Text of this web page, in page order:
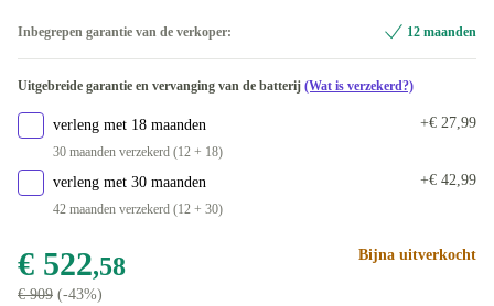
Inbegrepen garantie van de verkoper: 12 maanden
Uitgebreide garantie en vervanging van de batterij (Wat is verzekerd?)
verleng met 18 maanden
30 maanden verzekerd (12 + 18)
+€ 27,99
verleng met 30 maanden
42 maanden verzekerd (12 + 30)
+€ 42,99
€ 522,58
€ 909 (-43%)
Bijna uitverkocht